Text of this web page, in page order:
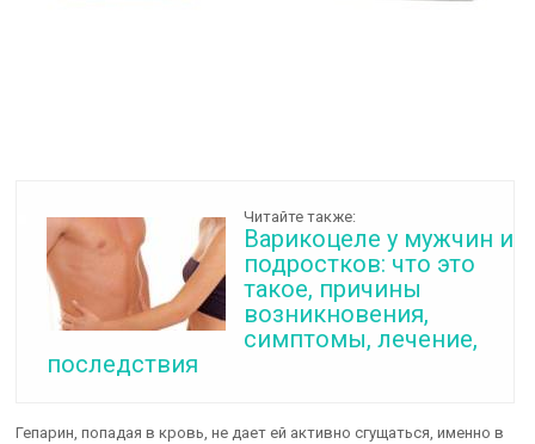
Читайте также:
Варикоцеле у мужчин и
подростков: что это
такое, причины
возникновения,
симптомы, лечение,
последствия
Гепарин, попадая в кровь, не дает ей активно сгущаться, именно в